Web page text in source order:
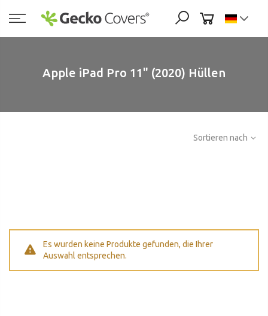
Inhalt
springen
Apple iPad Pro 11" (2020) Hüllen
Sortieren nach
Es wurden keine Produkte gefunden, die Ihrer
Auswahl entsprechen.